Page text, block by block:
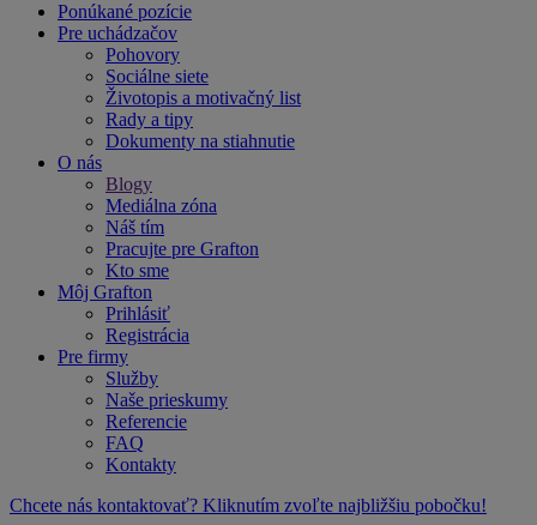
Ponúkané pozície
Pre uchádzačov
Pohovory
Sociálne siete
Životopis a motivačný list
Rady a tipy
Dokumenty na stiahnutie
O nás
Blogy
Mediálna zóna
Náš tím
Pracujte pre Grafton
Kto sme
Môj Grafton
Prihlásiť
Registrácia
Pre firmy
Služby
Naše prieskumy
Referencie
FAQ
Kontakty
Chcete nás kontaktovať? Kliknutím zvoľte najbližšiu pobočku!